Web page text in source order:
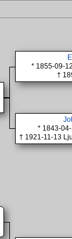
* 1855-09-
†
* 1843-04-
† 1921-11-13